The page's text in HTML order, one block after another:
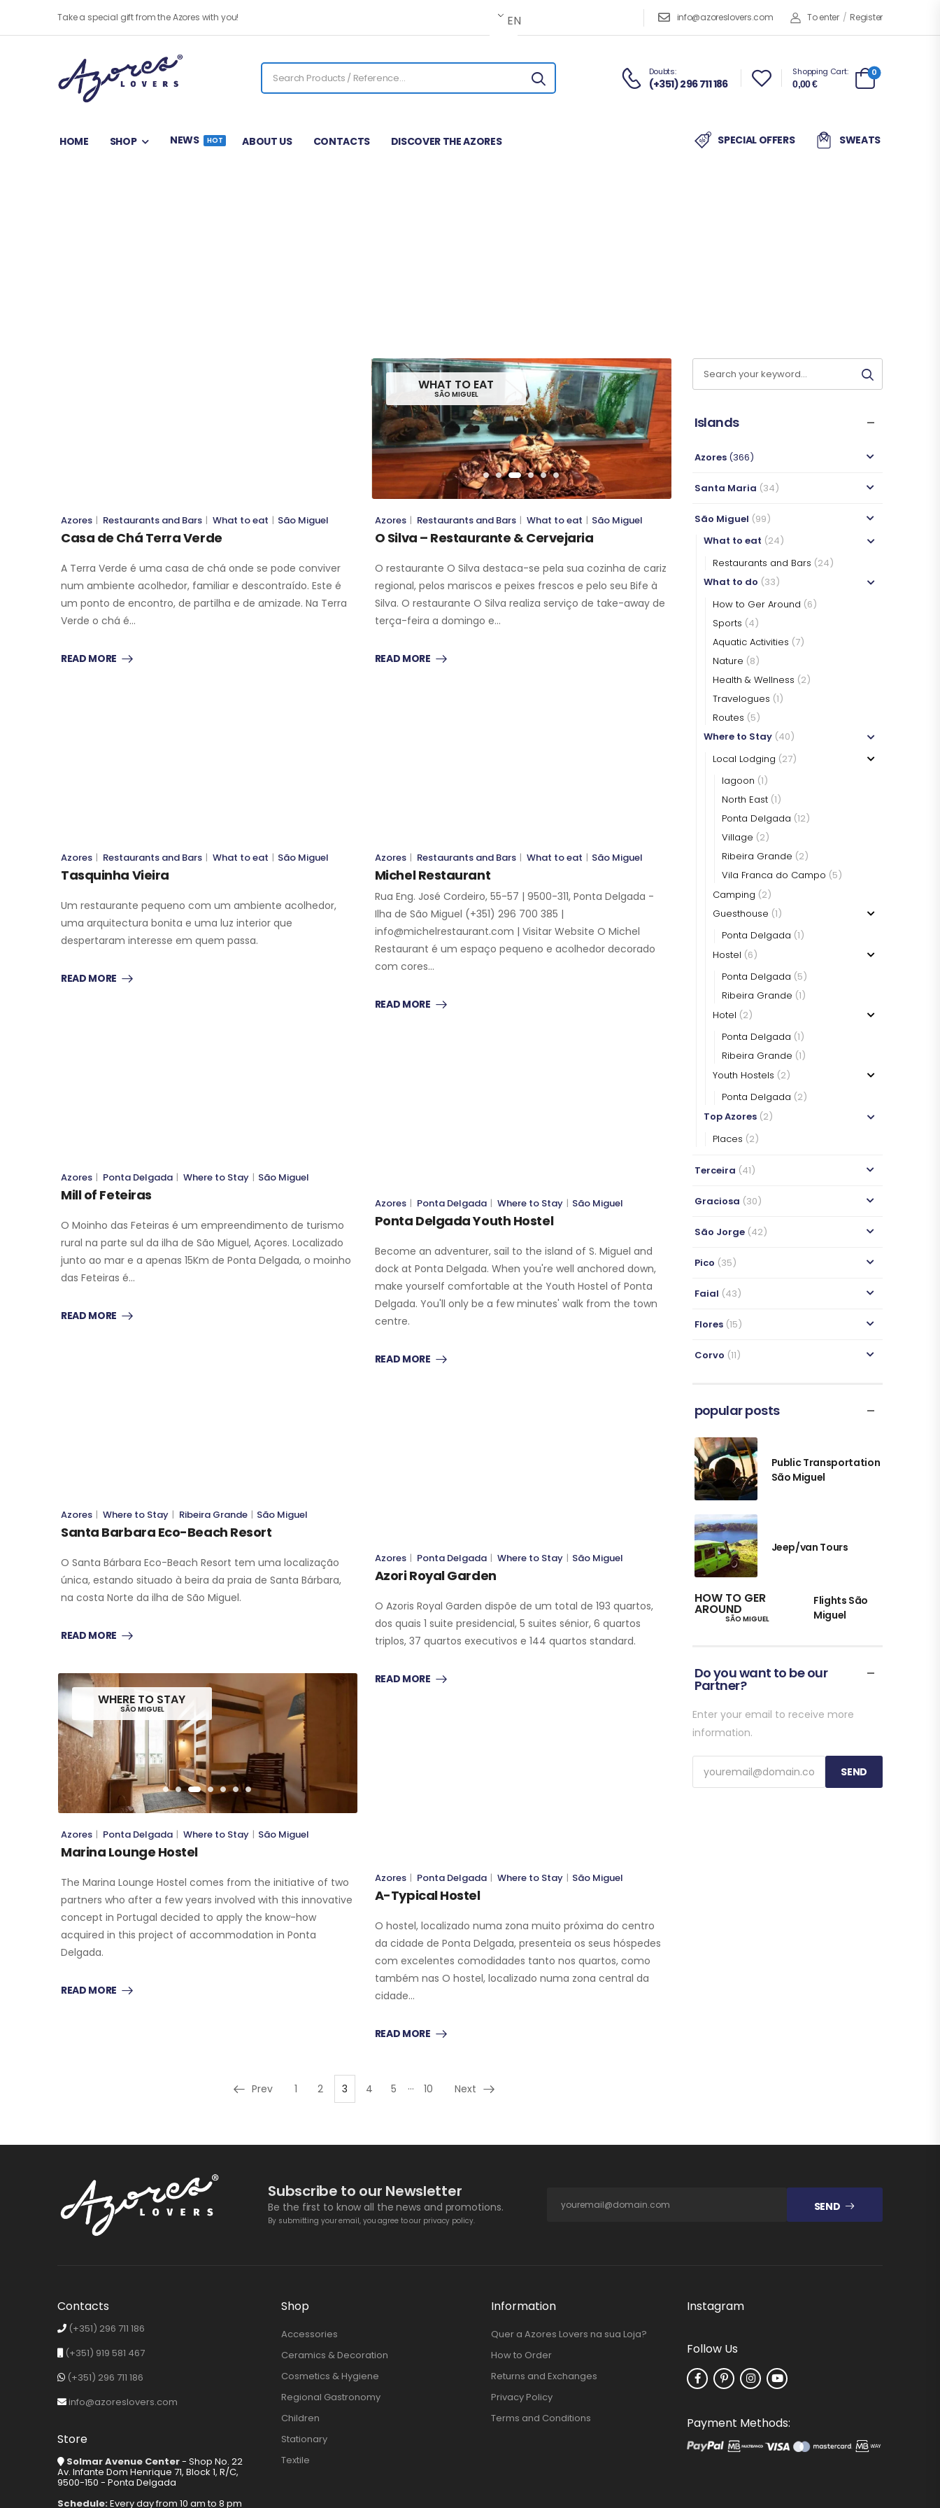
Take a special gift from the Azores with you! EN info@azoreslovers.com To enter / Register
Doubts:
(+351) 296 711 186
Shopping Cart:
0,00€
0
HOME SHOP NEWS HOT ABOUT US CONTACTS DISCOVER THE AZORES SPECIAL OFFERS SWEATS
WHAT TO EAT
SÃO MIGUEL
WHAT TO EAT
Azores | Restaurants and Bars | What to eat | São Miguel
Casa de Chá Terra Verde
A Terra Verde é uma casa de chá onde se pode conviver
num ambiente acolhedor, familiar e descontraído. Este é
um ponto de encontro, de partilha e de amizade. Na Terra
Verde o chá é…
READ MORE
WHAT TO EAT
SÃO MIGUEL
WHAT TO EAT
Azores | Restaurants and Bars | What to eat | São Miguel
O Silva – Restaurante & Cervejaria
O restaurante O Silva destaca-se pela sua cozinha de cariz
regional, pelos mariscos e peixes frescos e pelo seu Bife à
Silva. O restaurante O Silva realiza serviço de take-away de
terça-feira a domingo e…
READ MORE
WHAT TO EAT
SÃO MIGUEL
Azores | Restaurants and Bars | What to eat | São Miguel
Tasquinha Vieira
Um restaurante pequeno com um ambiente acolhedor,
uma arquitectura bonita e uma luz interior que
despertaram interesse em quem passa.
READ MORE
WHAT TO EAT
SÃO MIGUEL
Azores | Restaurants and Bars | What to eat | São Miguel
Michel Restaurant
Rua Eng. José Cordeiro, 55-57 | 9500-311, Ponta Delgada -
Ilha de São Miguel (+351) 296 700 385 |
info@michelrestaurant.com | Visitar Website O Michel
Restaurant é um espaço pequeno e acolhedor decorado
com cores…
READ MORE
WHERE TO STAY
SÃO MIGUEL
Azores | Ponta Delgada | Where to Stay | São Miguel
Mill of Feteiras
O Moinho das Feteiras é um empreendimento de turismo
rural na parte sul da ilha de São Miguel, Açores. Localizado
junto ao mar e a apenas 15Km de Ponta Delgada, o moinho
das Feteiras é…
READ MORE
WHERE TO STAY
SÃO MIGUEL
Azores | Ponta Delgada | Where to Stay | São Miguel
Ponta Delgada Youth Hostel
Become an adventurer, sail to the island of S. Miguel and
dock at Ponta Delgada. When you're well anchored down,
make yourself comfortable at the Youth Hostel of Ponta
Delgada. You'll only be a few minutes' walk from the town
centre.
READ MORE
Azores | Where to Stay | Ribeira Grande | São Miguel
Santa Barbara Eco-Beach Resort
O Santa Bárbara Eco-Beach Resort tem uma localização
única, estando situado à beira da praia de Santa Bárbara,
na costa Norte da ilha de São Miguel.
READ MORE
WHERE TO STAY
Azores | Ponta Delgada | Where to Stay | São Miguel
Azori Royal Garden
O Azoris Royal Garden dispõe de um total de 193 quartos,
dos quais 1 suite presidencial, 5 suites sénior, 6 quartos
triplos, 37 quartos executivos e 144 quartos standard.
READ MORE
WHERE TO STAY
SÃO MIGUEL
Azores | Ponta Delgada | Where to Stay | São Miguel
Marina Lounge Hostel
The Marina Lounge Hostel comes from the initiative of two
partners who after a few years involved with this innovative
concept in Portugal decided to apply the know-how
acquired in this project of accommodation in Ponta
Delgada.
READ MORE
WHERE TO STAY
SÃO MIGUEL
Azores | Ponta Delgada | Where to Stay | São Miguel
A-Typical Hostel
O hostel, localizado numa zona muito próxima do centro
da cidade de Ponta Delgada, presenteia os seus hóspedes
com excelentes comodidades tanto nos quartos, como
também nas O hostel, localizado numa zona central da
cidade…
READ MORE
Prev 1 2 3 4 5 … 10 Next
Islands
Azores(366)
Santa Maria (34)
São Miguel (99)
What to eat (24)
Restaurants and Bars (24)
What to do (33)
How to Ger Around (6)
Sports (4)
Aquatic Activities (7)
Nature (8)
Health & Wellness (2)
Travelogues (1)
Routes (5)
Where to Stay(40)
Local Lodging (27)
lagoon (1)
North East(1)
Ponta Delgada (12)
Village (2)
Ribeira Grande (2)
Vila Franca do Campo (5)
Camping (2)
Guesthouse (1)
Ponta Delgada (1)
Hostel (6)
Ponta Delgada (5)
Ribeira Grande (1)
Hotel (2)
Ponta Delgada (1)
Ribeira Grande (1)
Youth Hostels (2)
Ponta Delgada (2)
Top Azores(2)
Places (2)
Terceira (41)
Graciosa (30)
São Jorge(42)
Pico (35)
Faial (43)
Flores(15)
Corvo (11)
popular posts
Public Transportation
São Miguel
Jeep/van Tours
HOW TO GER
AROUND
SÃO MIGUEL
Flights São
Miguel
Do you want to be our
Partner?
Enter your email to receive more
information.
SEND
Subscribe to our Newsletter
Be the first to know all the news and promotions.
By submitting your email, you agree to our privacy policy.
SEND
Contacts
(+351) 296 711 186
(+351) 919 581 467
(+351) 296 711 186
info@azoreslovers.com
Store
Solmar Avenue Center- Shop No. 22
Av. Infante Dom Henrique 71, Block 1, R/C,
9500-150 - Ponta Delgada
Schedule:Every day from 10 am to 8 pm
Shop
Accessories
Ceramics & Decoration
Cosmetics & Hygiene
Regional Gastronomy
Children
Stationary
Textile
Information
Quer a Azores Lovers na sua Loja?
How to Order
Returns and Exchanges
Privacy Policy
Terms and Conditions
Instagram
Follow Us
Payment Methods: